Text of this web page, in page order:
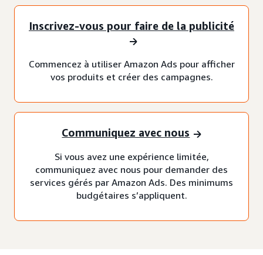
Inscrivez-vous pour faire de la publicité
Commencez à utiliser Amazon Ads pour afficher
vos produits et créer des campagnes.
Communiquez avec nous
Si vous avez une expérience limitée,
communiquez avec nous pour demander des
services gérés par Amazon Ads. Des minimums
budgétaires s’appliquent.